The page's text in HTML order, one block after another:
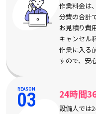
作業料金は
分費の合計
お見積り費
キャンセル
作業に入る
すので、安
REASON
03 24時間
設備人では